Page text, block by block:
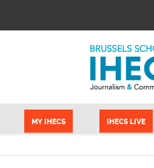
MY IHECS IHECS LIVE